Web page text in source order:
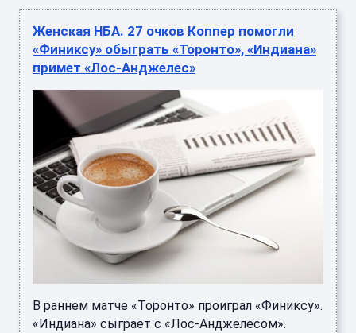
Женская НБА. 27 очков Коппер помогли
«Финиксу» обыграть «Торонто», «Индиана»
примет «Лос-Анджелес»
В раннем матче «Торонто» проиграл «Финиксу».
«Индиана» сыграет с «Лос-Анджелесом».